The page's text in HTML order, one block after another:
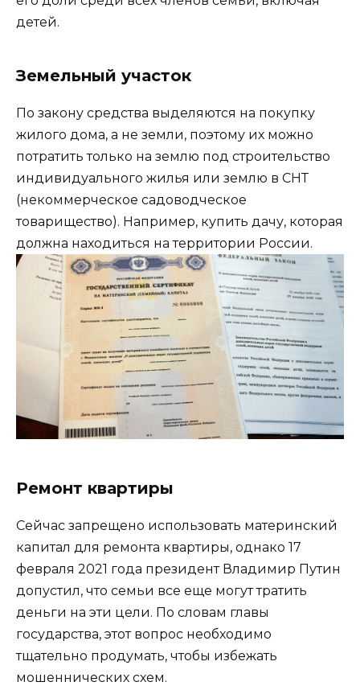
детей.
Земельный участок
По закону средства выделяются на покупку
жилого дома, а не земли, поэтому их можно
потратить только на землю под строительство
индивидуального жилья или землю в СНТ
(некоммерческое садоводческое
товарищество). Например, купить дачу, которая
должна находиться на территории России.
Ремонт квартиры
Сейчас запрещено использовать материнский
капитал для ремонта квартиры, однако 17
февраля 2021 года президент Владимир Путин
допустил, что семьи все еще могут тратить
деньги на эти цели. По словам главы
государства, этот вопрос необходимо
тщательно продумать, чтобы избежать
мошеннических схем.